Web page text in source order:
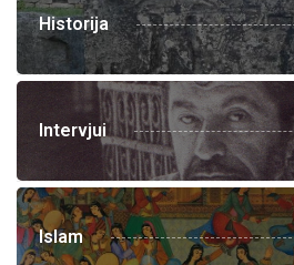
Historija
Intervjui
Islam